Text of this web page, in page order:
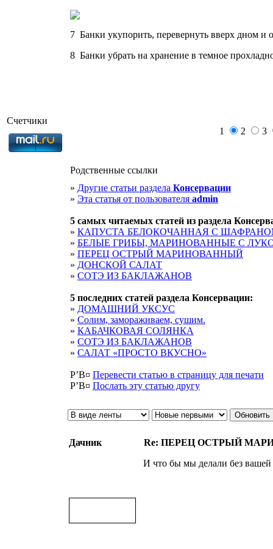
Счетчики
7 Банки укупорить, перевернуть вверх дном и
8 Банки убрать на хранение в темное
1 2 3
Родственные ссылки
» Другие статьи раздела Консервации
» Эта статья от пользователя admin
5 cамых читаемых статей из раздела
» КАПУСТА БЕЛОКОЧАННАЯ С
» БЕЛЫЕ ГРИБЫ, МАРИНОВАННЫЕ С
» ПЕРЕЦ ОСТРЫЙ МАРИНОВАННЫЙ
» ДОНСКОЙ САЛАТ
» СОТЭ ИЗ БАКЛАЖАНОВ
5 последних статей раздела Консервации:
» ДОМАШНИЙ УКСУС
» Солим, замораживаем, сушим.
» КАБАЧКОВАЯ СОЛЯНКА
» СОТЭ ИЗ БАКЛАЖАНОВ
» САЛАТ «ПРОСТО ВКУСНО»
Р’В¤ Перевести статью в страницу для печати
Р’В¤ Послать эту cтатью другу
Дачник
Re: ПЕРЕЦ ОСТРЫЙ
И что бы мы делали без